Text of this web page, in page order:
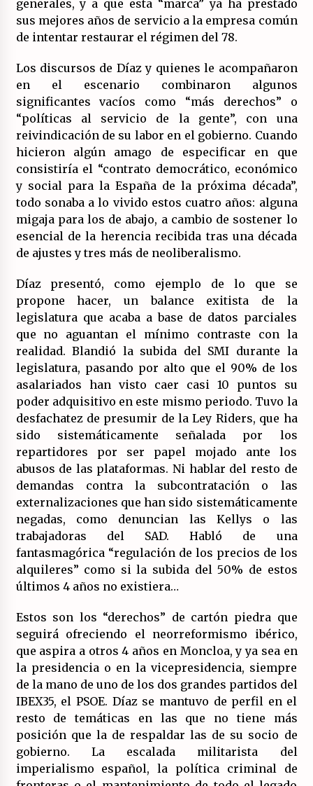
generales, y a que esta “marca” ya ha prestado
sus mejores años de servicio a la empresa común
de intentar restaurar el régimen del 78.
Los discursos de Díaz y quienes le acompañaron
en el escenario combinaron algunos
significantes vacíos como “más derechos” o
“políticas al servicio de la gente”, con una
reivindicación de su labor en el gobierno. Cuando
hicieron algún amago de especificar en que
consistiría el “contrato democrático, económico
y social para la España de la próxima década”,
todo sonaba a lo vivido estos cuatro años: alguna
migaja para los de abajo, a cambio de sostener lo
esencial de la herencia recibida tras una década
de ajustes y tres más de neoliberalismo.
Díaz presentó, como ejemplo de lo que se
propone hacer, un balance exitista de la
legislatura que acaba a base de datos parciales
que no aguantan el mínimo contraste con la
realidad. Blandió la subida del SMI durante la
legislatura, pasando por alto que el 90% de los
asalariados han visto caer casi 10 puntos su
poder adquisitivo en este mismo periodo. Tuvo la
desfachatez de presumir de la Ley Riders, que ha
sido sistemáticamente señalada por los
repartidores por ser papel mojado ante los
abusos de las plataformas. Ni hablar del resto de
demandas contra la subcontratación o las
externalizaciones que han sido sistemáticamente
negadas, como denuncian las Kellys o las
trabajadoras del SAD. Habló de una
fantasmagórica “regulación de los precios de los
alquileres” como si la subida del 50% de estos
últimos 4 años no existiera…
Estos son los “derechos” de cartón piedra que
seguirá ofreciendo el neorreformismo ibérico,
que aspira a otros 4 años en Moncloa, y ya sea en
la presidencia o en la vicepresidencia, siempre
de la mano de uno de los dos grandes partidos del
IBEX35, el PSOE. Díaz se mantuvo de perfil en el
resto de temáticas en las que no tiene más
posición que la de respaldar las de su socio de
gobierno. La escalada militarista del
imperialismo español, la política criminal de